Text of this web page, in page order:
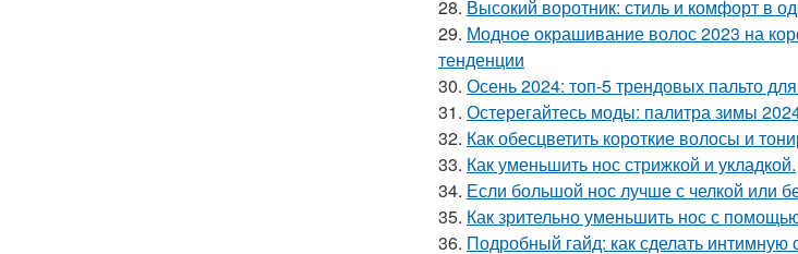
28. Высокий воротник: стиль и комфорт в
29. Модное окрашивание волос 2023 на
тенденции
30. Осень 2024: топ-5 трендовых пальто
31. Остерегайтесь моды: палитра зимы
32. Как обесцветить короткие волосы
33. Как уменьшить нос стрижкой и укладкой.
34. Если большой нос лучше с челкой или
35. Как зрительно уменьшить нос с
36. Подробный гайд: как сделать интимную